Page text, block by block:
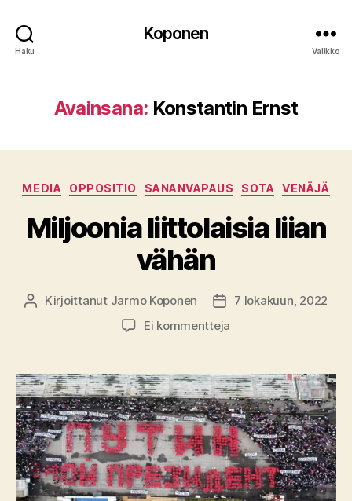
Haku
Koponen
Valikko
Avainsana: Konstantin Ernst
Kategoriat
MEDIA OPPOSITIO SANANVAPAUS SOTA VENÄJÄ
Miljoonia liittolaisia liian
vähän
Kirjoittaja
Kirjoittanut Jarmo Koponen Julkaisupäivämäärä
7 lokakuun, 2022
Ei kommentteja
liian
vähän